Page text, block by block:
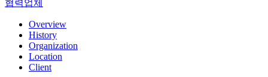
협력업체
Overview
History
Organization
Location
Client